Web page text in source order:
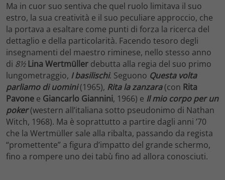
Ma in cuor suo sentiva che quel ruolo limitava il suo
estro, la sua creatività e il suo peculiare approccio, che
la portava a esaltare come punti di forza la ricerca del
dettaglio e della particolarità. Facendo tesoro degli
insegnamenti del maestro riminese, nello stesso anno
di 8½ Lina Wertmüller debutta alla regia del suo primo
lungometraggio, I basilischi. Seguono Questa volta
parliamo di uomini(1965), Rita la zanzara(con Rita
Pavone e Giancarlo Giannini, 1966) e Il mio corpo per un
poker(western all’italiana sotto pseudonimo di Nathan
Witch, 1968). Ma è soprattutto a partire dagli anni ’70
che la Wertmüller sale alla ribalta, passando da regista
“promettente” a figura d’impatto del grande schermo,
fino a rompere uno dei tabù fino ad allora conosciuti.